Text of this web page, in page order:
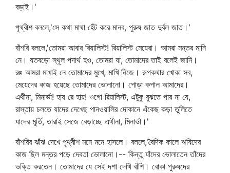
বড়াই।'
পৃথ্বীশ বললে,'সে কথা মাথা হেঁট করে মানব, পুরুষ জাত দুর্বল জাত।'
বাঁশরি বললে,'তোমরা আবার রিয়ালিস্ট! রিয়ালিস্ট মেয়েরা। আমরা মন্তর মানি
নে। যতবড়ো স্থূল পদার্থ হও, তোমরা যা, তোমাদের তাই বলেই জানি।
রঙ আমরা মাখাই নে তোমাদের মুখে, মাখি নিজে। রূপকথার খোকা সব,
মেয়েদের কাজ হয়েছে তোমাদের ভোলানো। পোড়া কপাল আমাদের।
এথীনা, মিনার্ভা! হায় রে হায়! ওগো রিয়ালিস্ট, এটুকু বুঝতে পার না যে,
রাস্তায় চলতে যাদের দেখেছ পানওয়ালির দোকানে এঁকেছ কড়া তুলিতে
যাদের মূর্তি, তারাই সেজে বেড়াচ্ছে এথীনা, মিনার্ভা।'
বাঁশরির ঝাঁঝ দেখে পৃথ্বীশ মনে মনে হাসলে। বললে,'বৈদিক কালে ঋষিদের
কাজ ছিল মন্তর পড়ে দেবতা ভোলানো।-- কিন্তু যাঁদের ভোলাতেন তাঁদের
ভক্তি করতেন। তোমাদের যে সেই দশা দেখি বাঁশি। বোকা পুরুষদের